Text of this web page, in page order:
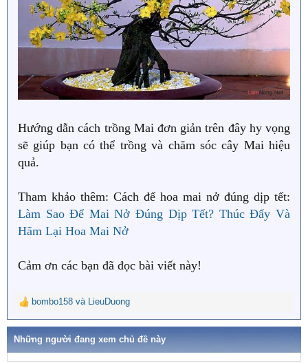
Hướng dẫn cách trồng Mai đơn giản trên đây hy vọng
sẽ giúp bạn có thể trồng và chăm sóc cây Mai hiệu
quả.
Tham khảo thêm: Cách để hoa mai nở đúng dịp tết:
Làm Sao Để Mai Nở Đúng Dịp Tết? Thúc Đẩy Và
Hãm Lại Hoa Mai Nở
Cảm ơn các bạn đã đọc bài viết này!
R
e
c
t
bombo158 và LieuDuong
Những người đang xem chủ đề này